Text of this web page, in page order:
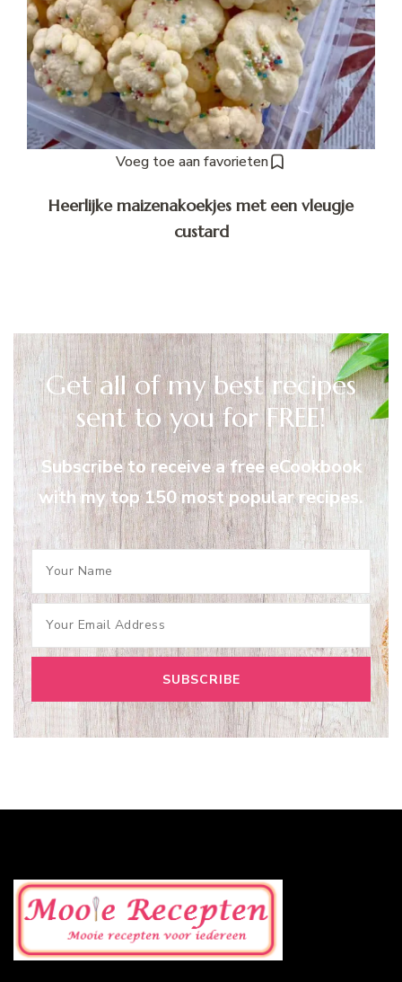
Voeg toe aan favorieten
Heerlijke maizenakoekjes met een vleugje
custard
Get all of my best recipes
sent to you for FREE!
Subscribe to receive a free eCookbook
with my top 150 most popular recipes.